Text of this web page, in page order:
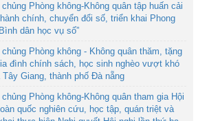
chủng Phòng không-Không quân tập huấn cải
chính, chuyển đổi số, triển khai Phong
dân học vụ số”
chủng Phòng không - Không quân thăm, tặng
đình chính sách, học sinh nghèo vượt khó
Tây Giang, thành phố Đà nẵng
chủng Phòng không-Không quân tham gia Hội
quốc nghiên cứu, học tập, quán triệt và